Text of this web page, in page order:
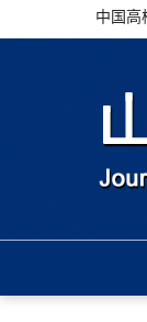
中国高